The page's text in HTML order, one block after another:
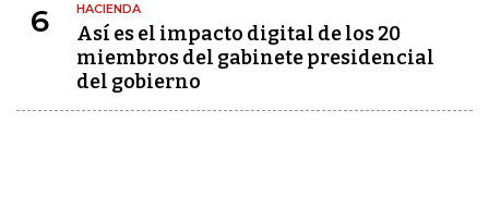
6 HACIENDA
Así es el impacto digital de los 20
miembros del gabinete presidencial
del gobierno